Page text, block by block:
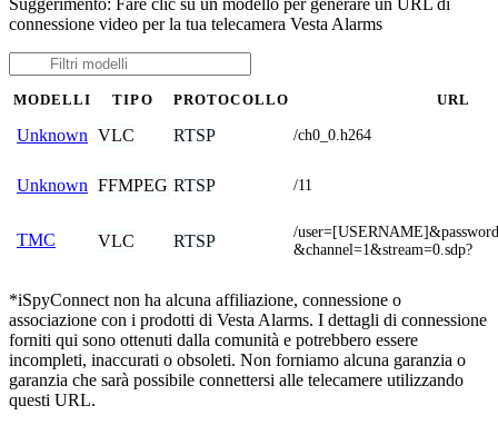
connessione video per la tua telecamera Vesta Alarms
MODELLI TIPO PROTOCOLLO URL
Unknown VLC RTSP /ch0_0.h264
Unknown FFMPEG RTSP /11
TMC VLC RTSP
/
&channel=1&stream=0.sdp?
*iSpyConnect non ha alcuna affiliazione, connessione o
associazione con i prodotti di Vesta Alarms. I dettagli di connessione
forniti qui sono ottenuti dalla comunità e potrebbero essere
incompleti, inaccurati o obsoleti. Non forniamo alcuna garanzia o
garanzia che sarà possibile connettersi alle telecamere utilizzando
questi URL.